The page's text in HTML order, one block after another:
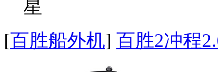
[百胜船外机] 百胜2冲程